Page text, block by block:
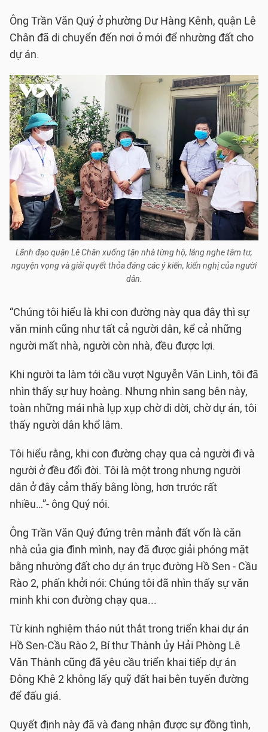
Ông Trần Văn Quý ở phường Dư Hàng Kênh, quận Lê
Chân đã di chuyển đến nơi ở mới để nhường đất cho
dự án.
Lãnh đạo quận Lê Chân xuống tận nhà từng hộ, lắng nghe tâm tư,
nguyện vọng và giải quyết thỏa đáng các ý kiến, kiến nghị của người
dân.
“Chúng tôi hiểu là khi con đường này qua đây thì sự
văn minh cũng như tất cả người dân, kể cả những
người mất nhà, người còn nhà, đều được lợi.
Khi người ta làm tới cầu vượt Nguyễn Văn Linh, tôi đã
nhìn thấy sự huy hoàng. Nhưng nhìn sang bên này,
toàn những mái nhà lụp xụp chờ di dời, chờ dự án, tôi
thấy người dân khổ lắm.
Tôi hiểu rằng, khi con đường chạy qua cả người đi và
người ở đều đổi đời. Tôi là một trong nhưng người
dân ở đây cảm thấy bằng lòng, hơn trước rất
nhiều…”- ông Quý nói.
Ông Trần Văn Quý đứng trên mảnh đất vốn là căn
nhà của gia đình mình, nay đã được giải phóng mặt
bằng nhường đất cho dự án trục đường Hồ Sen - Cầu
Rào 2, phấn khởi nói: Chúng tôi đã nhìn thấy sự văn
minh khi con đường chạy qua...
Từ kinh nghiệm tháo nút thắt trong triển khai dự án
Hồ Sen-Cầu Rào 2, Bí thư Thành ủy Hải Phòng Lê
Văn Thành cũng đã yêu cầu triển khai tiếp dự án
Đông Khê 2 không lấy quỹ đất hai bên tuyến đường
để đấu giá.
Quyết định này đã và đang nhận được sự đồng tình,